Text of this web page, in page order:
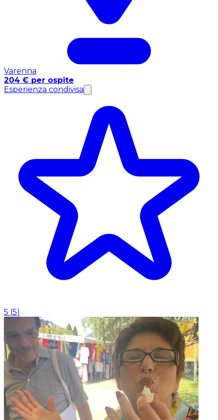
Varenna
204 € per ospite
Esperienza condivisa
5 (5)